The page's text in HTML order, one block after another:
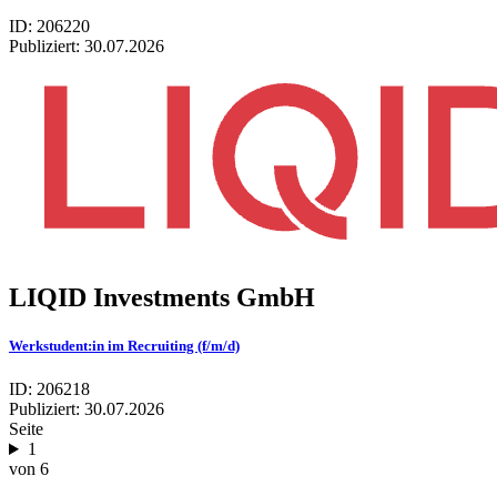
ID: 206220
Publiziert: 30.07.2026
LIQID Investments GmbH
Werkstudent:in im Recruiting (f/m/d)
ID: 206218
Publiziert: 30.07.2026
Seite
1
von 6